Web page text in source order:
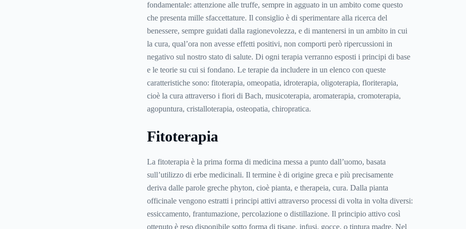
fondamentale: attenzione alle truffe, sempre in agguato in un ambito come questo
che presenta mille sfaccettature. Il consiglio è di sperimentare alla ricerca del
benessere, sempre guidati dalla ragionevolezza, e di mantenersi in un ambito in cui
la cura, qual’ora non avesse effetti positivi, non comporti però ripercussioni in
negativo sul nostro stato di salute. Di ogni terapia verranno esposti i principi di base
e le teorie su cui si fondano. Le terapie da includere in un elenco con queste
caratteristiche sono: fitoterapia, omeopatia, idroterapia, oligoterapia, floriterapia,
cioè la cura attraverso i fiori di Bach, musicoterapia, aromaterapia, cromoterapia,
agopuntura, cristalloterapia, osteopatia, chiropratica.
Fitoterapia
La fitoterapia è la prima forma di medicina messa a punto dall’uomo, basata
sull’utilizzo di erbe medicinali. Il termine è di origine greca e più precisamente
deriva dalle parole greche phyton, cioè pianta, e therapeia, cura. Dalla pianta
officinale vengono estratti i principi attivi attraverso processi di volta in volta diversi:
essiccamento, frantumazione, percolazione o distillazione. Il principio attivo così
ottenuto è reso disponibile sotto forma di tisane, infusi, gocce, o tintura madre. Nel